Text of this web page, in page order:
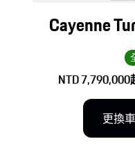
Cayenne
NTD 7,790,000
更換